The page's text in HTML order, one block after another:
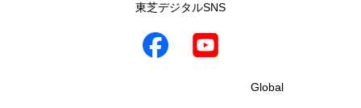
東芝デジタルSNS
Global